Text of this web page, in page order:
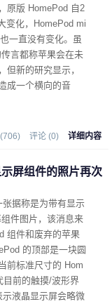
原版 HomePod 自2
变化，HomePod mi
一直没有变化。虽
言都称苹果会在未
但新的研究显示，
成一个横向的音
评论 (0) 详细内容
屏组件的照片再次
据称是为带有显示
件图片，该消息来
组件和废弃的苹果
的顶部是一块圆
前标准尺寸的 Hom
目前的触摸/波形界
液晶显示屏会略微